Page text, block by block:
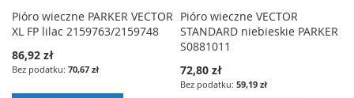
Pióro wieczne PARKER VECTOR
XL FP lilac 2159763/2159748
86,92 zł
70,67 zł
Pióro wieczne VECTOR
STANDARD niebieskie PARKER
S0881011
72,80 zł
59,19 zł